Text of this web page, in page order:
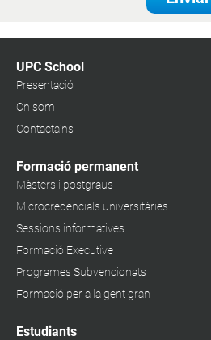
UPC School
Presentació
On som
Contacta'ns
Formació permanent
Màsters i postgraus
Microcredencials universitàries
Sessions informatives
Formació Executive
Programes Subvencionats
Formació per a la gent gran
Estudiants